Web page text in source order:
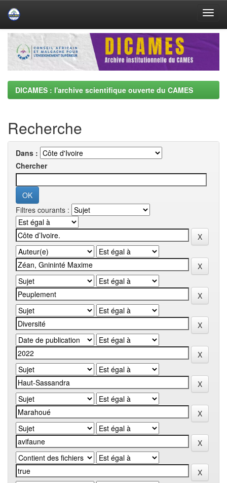
Skip
navigation
DICAMES : l'archive scientifique ouverte du CAMES
Recherche
Dans :
Chercher
Filtres courants :